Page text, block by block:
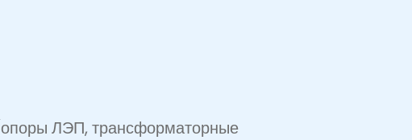
ЛЭП, трансформаторные